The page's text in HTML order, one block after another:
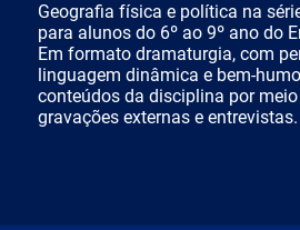
Geografia física e política na
para alunos do 6º ao 9º ano do
Em formato dramaturgia, com
linguagem dinâmica e bem-
conteúdos da disciplina por meio
gravações externas e entrevistas.